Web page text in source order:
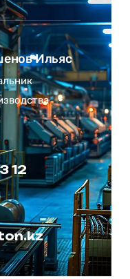
Ильяс
12